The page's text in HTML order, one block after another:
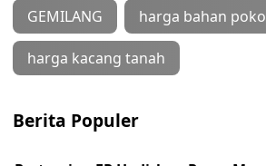
GEMILANG harga bahan
harga kacang tanah
Berita Populer